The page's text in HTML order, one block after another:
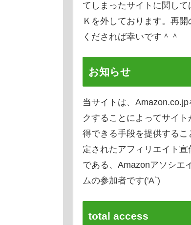
てしまったサイトに関して
Ｋを外しております。再開
くだされば幸いです＾＾
お知らせ
当サイトは、
クすることによってサイト
得できる手段を提供するこ
定されたアフィリエイト宣
である、Amazonアソシエ
ムの参加者です('A`)
total access